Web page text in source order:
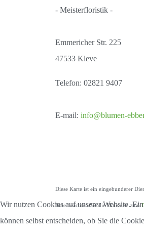
- Meisterfloristik -
Emmericher Str. 225
47533 Kleve
Telefon: 02821 9407
E-mail: info@blumen-
Diese Karte ist ein eingebunderer
Bitte beachten Sie die Hinweise zum
Wir nutzen Cookies auf unserer Website.
können selbst entscheiden, ob Sie die